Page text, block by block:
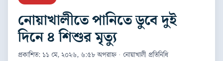
নোয়াখালীতে পানিতে ডুবে দুই
দিনে ৪ শিশুর মৃত্যু
প্রকাশিত: ১১ মে, ২০২৬, ৬:৫৮ অপরাহ্ন · নোয়াখালী প্রতিনিধি